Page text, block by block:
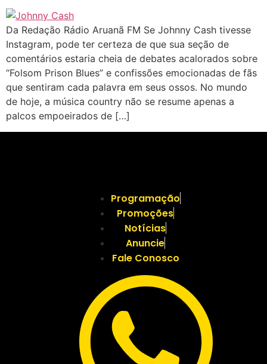
Da Redação Rádio Aruanã FM Se Johnny Cash tivesse
Instagram, pode ter certeza de que sua seção de
comentários estaria cheia de debates acalorados sobre
“Folsom Prison Blues” e confissões emocionadas de fãs
que sentiram cada palavra em seus ossos. No mundo
de hoje, a música country não se resume apenas a
palcos empoeirados de […]
Programação
Promoções
Notícias
Anuncie
Fale Conosco